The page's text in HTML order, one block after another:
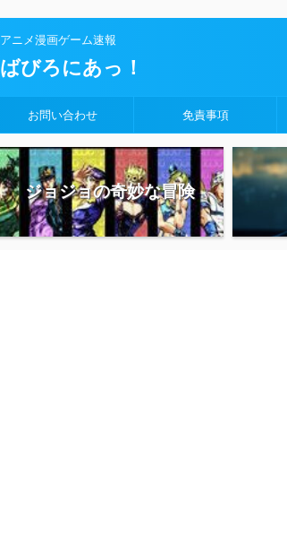
アニメ漫画ゲーム速報
ばびろにあっ！
お問い合わせ 免責事項
ジョジョの奇妙な冒険